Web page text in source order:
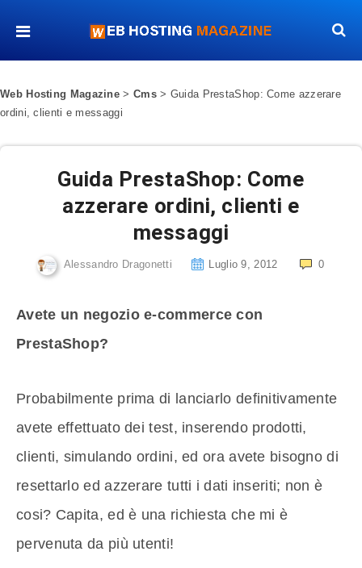
Web Hosting Magazine > Cms> Guida PrestaShop: Come azzerare
ordini, clienti e messaggi
Guida PrestaShop: Come
azzerare ordini, clienti e
messaggi
Alessandro Dragonetti Luglio 9, 2012 0
Avete un negozio e-commerce con
PrestaShop?
Probabilmente prima di lanciarlo definitivamente
avete effettuato dei test, inserendo prodotti,
clienti, simulando ordini, ed ora avete bisogno di
resettarlo ed azzerare tutti i dati inseriti; non è
cosi? Capita, ed è una richiesta che mi è
pervenuta da più utenti!